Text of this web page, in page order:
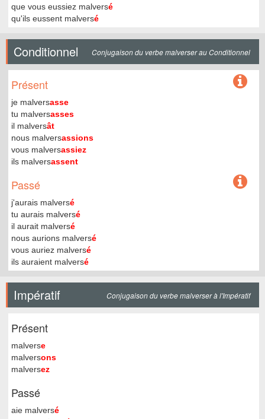
que vous eussiez malversé
qu'ils eussent malversé
Conditionnel Conjugaison du verbe malverser au Conditionnel
Présent
je malversasse
tu malversasses
il malversât
nous malversassions
vous malversassiez
ils malversassent
Passé
j'aurais malversé
tu aurais malversé
il aurait malversé
nous aurions malversé
vous auriez malversé
ils auraient malversé
Impératif Conjugaison du verbe malverser à l'Impératif
Présent
malverse
malversons
malversez
Passé
aie malversé